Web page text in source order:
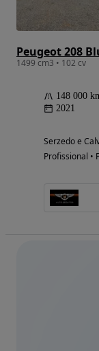
Peugeot 208
1499 cm3 • 102 cv
148 000
2021
Serzedo e
Profissional •